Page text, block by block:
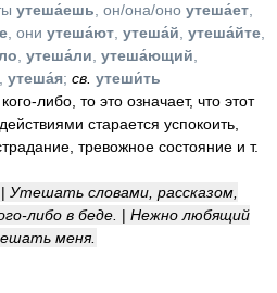
утеша́ешь , он/она/оно утеша́ет
, они утеша́ют утеша́й утеша́йте
утеша́ли утеша́ющий
утеша́я; св. утеши́ть
кого-либо, то это означает, что этот
старается успокоить,
тревожное состояние и т.
| Утешать словами, рассказом,
либо в беде. | Нежно любящий
меня.